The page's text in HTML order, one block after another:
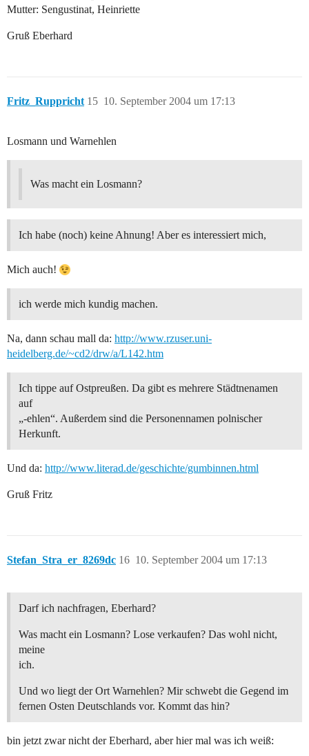
Mutter: Sengustinat, Heinriette
Gruß Eberhard
Fritz_Ruppricht 10. September 2004 um 17:13
15
Losmann und Warnehlen
Was macht ein Losmann?
Ich habe (noch) keine Ahnung! Aber es interessiert mich,
Mich auch!
ich werde mich kundig machen.
Na, dann schau mall da: http://www.rzuser.uni-
heidelberg.de/~cd2/drw/a/L142.htm
Ich tippe auf Ostpreußen. Da gibt es mehrere Städtnenamen
auf
„-ehlen“. Außerdem sind die Personennamen polnischer
Herkunft.
Und da: http://www.literad.de/geschichte/gumbinnen.html
Gruß Fritz
Stefan_Stra_er_8269dc 10. September 2004 um 17:13
16
Darf ich nachfragen, Eberhard?
Was macht ein Losmann? Lose verkaufen? Das wohl nicht,
meine
ich.
Und wo liegt der Ort Warnehlen? Mir schwebt die Gegend im
fernen Osten Deutschlands vor. Kommt das hin?
bin jetzt zwar nicht der Eberhard, aber hier mal was ich weiß: